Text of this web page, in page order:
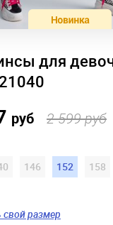
для
руб 2 599 руб
146 152 158
размер